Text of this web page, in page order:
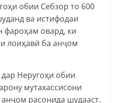
обии Себзор то 600
ва истифодаи
фароҳам овард, ки
лоиҳавӣ ба анҷом
Неругоҳи обии
мутахассисони
расонида шудааст.